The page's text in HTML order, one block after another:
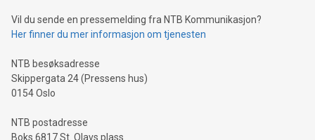
Vil du sende en pressemelding fra NTB Kommunikasjon?
Her finner du mer informasjon om tjenesten
NTB besøksadresse
Skippergata 24 (Pressens hus)
0154 Oslo
NTB postadresse
Boks 6817 St. Olavs plass